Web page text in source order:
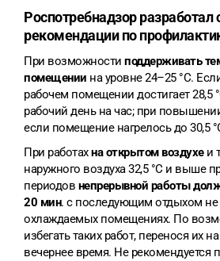
Роспотребнадзор
рекомендации по
При возможности поддерживать
помещении на уровне 24–25 °C.
рабочем помещении достигает 28,5
рабочий день на час; при
если помещение нагрелось до 30,5
При работахна открытом воздухеи
наружного воздуха 32,5 °C и выше
периодов непрерывной работы
20 мин. с последующим отдыхом
охлаждаемых помещениях. По
избегать таких работ, перенося их
вечернее время. Не рекомендуется